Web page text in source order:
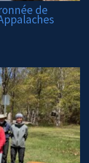
de